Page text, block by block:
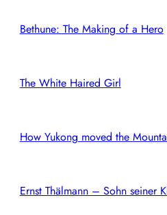
Bethune: The Making of a Hero
The White Haired Girl
How Yukong moved the
Ernst Thälmann – Sohn seiner